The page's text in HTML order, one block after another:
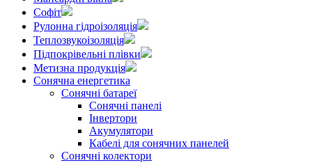
Софіт
Рулонна гідроізоляція
Теплозвукоізоляція
Підпокрівельні плівки
Метизна продукція
Сонячна енергетика
Сонячні батареї
Сонячні панелі
Інвертори
Акумулятори
Кабелі для сонячних панелей
Сонячні колектори